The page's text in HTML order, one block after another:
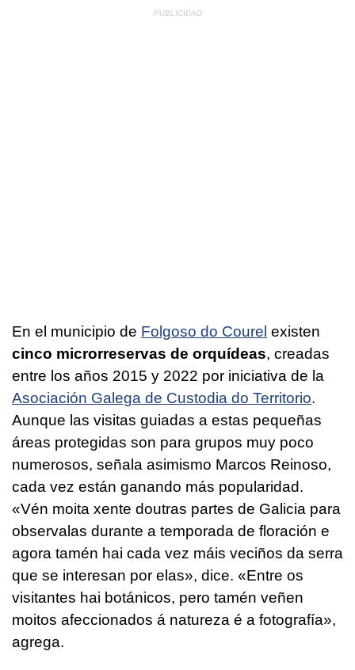
En el municipio de Folgoso do Courel existen
cinco microrreservas de orquídeas, creadas
entre los años 2015 y 2022 por iniciativa de la
Asociación Galega de Custodia do Territorio.
Aunque las visitas guiadas a estas pequeñas
áreas protegidas son para grupos muy poco
numerosos, señala asimismo Marcos Reinoso,
cada vez están ganando más popularidad.
«Vén moita xente doutras partes de Galicia para
observalas durante a temporada de floración e
agora tamén hai cada vez máis veciños da serra
que se interesan por elas», dice. «Entre os
visitantes hai botánicos, pero tamén veñen
moitos afeccionados á natureza é a fotografía»,
agrega.